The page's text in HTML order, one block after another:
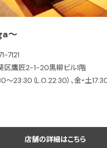
～
7121
区鷹匠2-1-20黒柳ビル1階
～23:30（L.O.22:30）、金・土
店舗の詳細はこちら